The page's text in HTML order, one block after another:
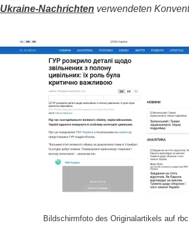
Ukraine-Nachrichten verwendeten
Bildschirmfoto des Originalartikels auf